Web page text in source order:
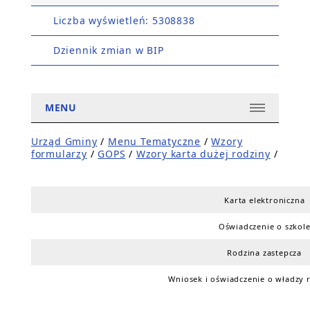
Liczba wyświetleń: 5308838
Dziennik zmian w BIP
MENU
Urząd Gminy / Menu Tematyczne /Wzory
formularzy / GOPS / Wzory karta dużej rodziny /
Karta elektroniczna
Oświadczenie o szkole
Rodzina zastepcza
Wniosek i oświadczenie o władzy